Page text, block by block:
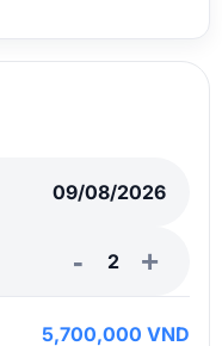
- +
5,700,000 VND